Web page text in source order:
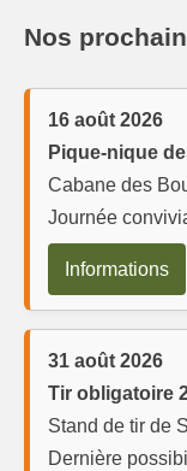
Nos
16 août 2026
Pique-nique
Cabane des
Journée
Informations
31 août 2026
Tir obligatoire
Stand de tir de
Dernière